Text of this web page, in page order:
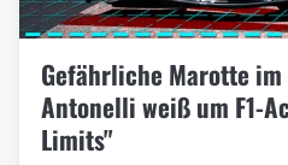
Gefährliche Marotte im
Antonelli weiß um F1-
Limits"